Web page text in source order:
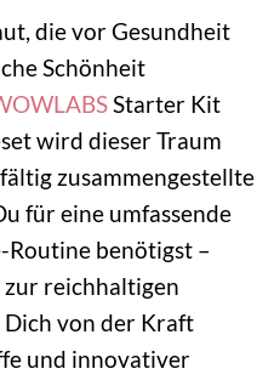
die vor Gesundheit
Schönheit
Starter Kit
wird dieser Traum
zusammengestellte
für eine umfassende
benötigst –
zur reichhaltigen
Dich von der Kraft
und innovativer